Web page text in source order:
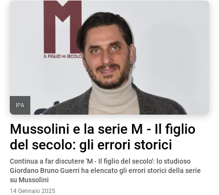
IPA
Mussolini e la serie M - Il figlio
del secolo: gli errori storici
Continua a far discutere 'M - Il figlio del secolo': lo studioso
Giordano Bruno Guerri ha elencato gli errori storici della serie
su Mussolini
14 Gennaio 2025